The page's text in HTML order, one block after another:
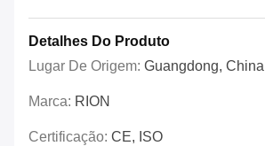
Detalhes Do Produto
Lugar De Origem: Guangdong, China
Marca: RION
Certificação: CE, ISO